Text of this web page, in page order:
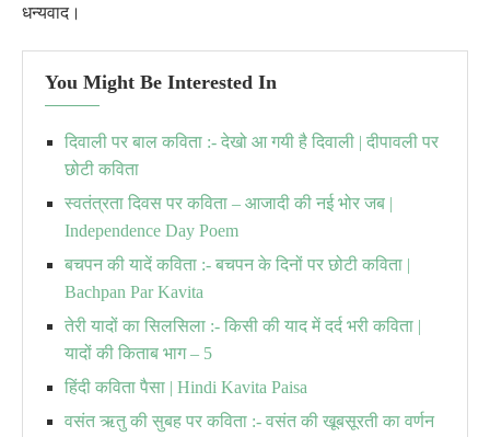
धन्यवाद।
You Might Be Interested In
दिवाली पर बाल कविता :- देखो आ गयी है दिवाली | दीपावली पर
छोटी कविता
स्वतंत्रता दिवस पर कविता – आजादी की नई भोर जब |
Independence Day Poem
बचपन की यादें कविता :- बचपन के दिनों पर छोटी कविता |
Bachpan Par Kavita
तेरी यादों का सिलसिला :- किसी की याद में दर्द भरी कविता |
यादों की किताब भाग – 5
हिंदी कविता पैसा | Hindi Kavita Paisa
वसंत ऋतु की सुबह पर कविता :- वसंत की खूबसूरती का वर्णन